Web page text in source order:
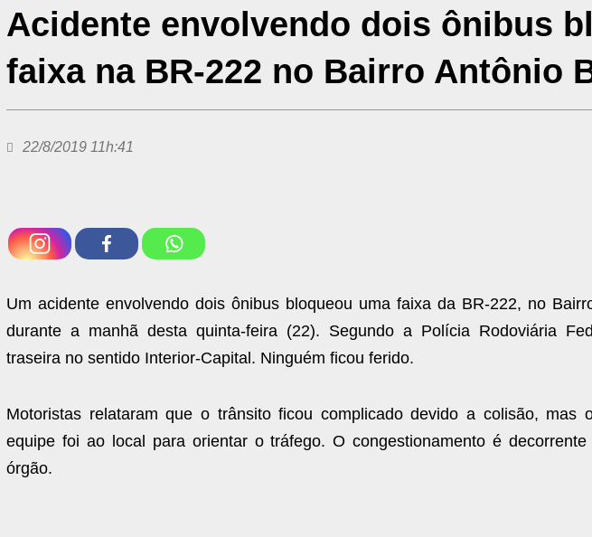
Acidente envolvendo dois ônibus
faixa na BR-222 no Bairro Antônio
22/8/2019 11h:41
Um acidente envolvendo dois ônibus bloqueou uma faixa da BR-222, no
durante a manhã desta quinta-feira (22). Segundo a Polícia Rodoviária
traseira no sentido Interior-Capital. Ninguém ficou ferido.
Motoristas relataram que o trânsito ficou complicado devido a colisão, mas
equipe foi ao local para orientar o tráfego. O congestionamento é
órgão.